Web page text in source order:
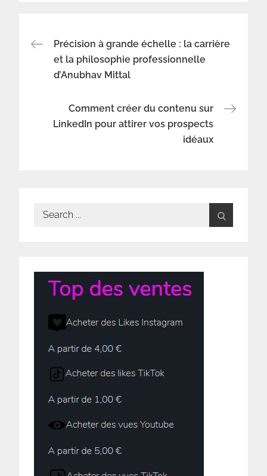
Navigation
de
l’article
Précision à grande échelle : la carrière
et la philosophie professionnelle
d’Anubhav Mittal
Comment créer du contenu sur
LinkedIn pour attirer vos prospects
idéaux
Search